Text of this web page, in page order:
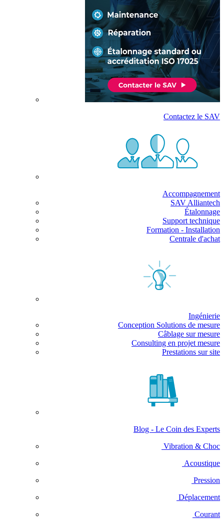
Contactez le SAV
Accompagnement
SAV Alliantech
Étalonnage
Support technique
Formation - Installation
Centrale d'achat
Ingénierie
Conception Solutions de mesure
Câblage sur mesure
Consulting en projet mesure
Prestations sur site
Blog - Le Coin des Experts
Vibration & Choc
Acoustique
Pression
Déplacement
Courant